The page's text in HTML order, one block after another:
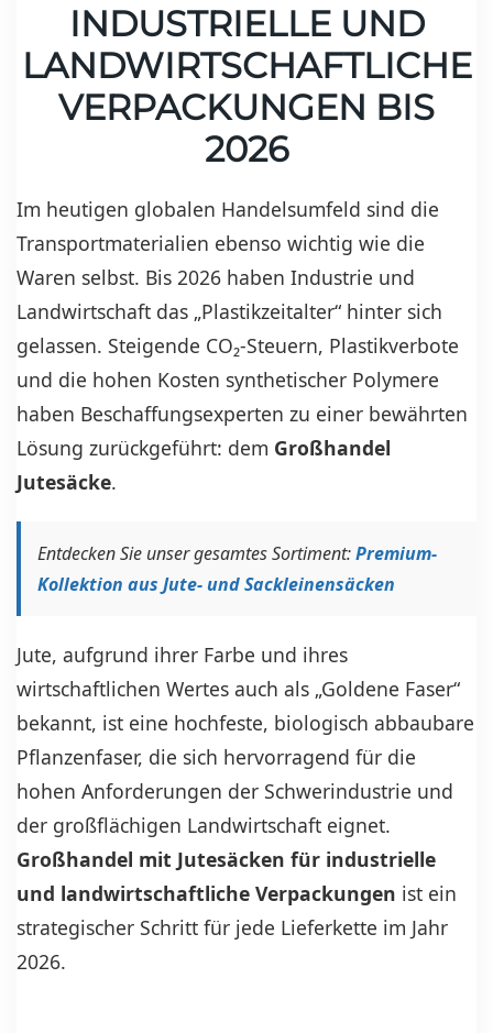
NDUSTRIELLE UND L
ANDWIRTSCHAFTLICHE V
ERPACKUNGEN BIS 2
026
Im heutigen globalen Handelsumfeld sind die
Transportmaterialien ebenso wichtig wie die
Waren selbst. Bis 2026 haben Industrie und
Landwirtschaft das „Plastikzeitalter“ hinter sich
gelassen. Steigende CO₂-Steuern, Plastikverbote
und die hohen Kosten synthetischer Polymere
haben Beschaffungsexperten zu einer bewährten
Lösung zurückgeführt: dem Großhandel
Jutesäcke.
Entdecken Sie unser gesamtes Sortiment:Premium-
Kollektion aus Jute- und Sackleinensäcken
Jute, aufgrund ihrer Farbe und ihres
wirtschaftlichen Wertes auch als „Goldene Faser“
bekannt, ist eine hochfeste, biologisch abbaubare
Pflanzenfaser, die sich hervorragend für die
hohen Anforderungen der Schwerindustrie und
der großflächigen Landwirtschaft eignet.
Großhandel mit Jutesäcken für industrielle
und landwirtschaftliche Verpackungen ist ein
strategischer Schritt für jede Lieferkette im Jahr
2026.